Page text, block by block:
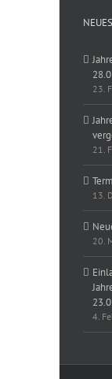
23.
21.
13.
20.
4.